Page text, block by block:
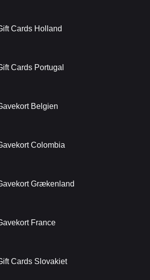
Cards Holland
Cards Portugal
Belgien
Colombia
Grækenland
France
Cards Slovakiet